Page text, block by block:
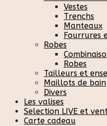
Vestes
Trenchs
Manteaux
Fourrures
Robes
Robes
Tailleurs et
Maillots de bain
Divers
Les valises
Selection LIVE et
Carte cadeau